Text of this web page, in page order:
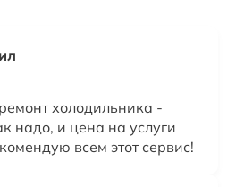
холодильника -
надо, и цена на услуги
всем этот сервис!